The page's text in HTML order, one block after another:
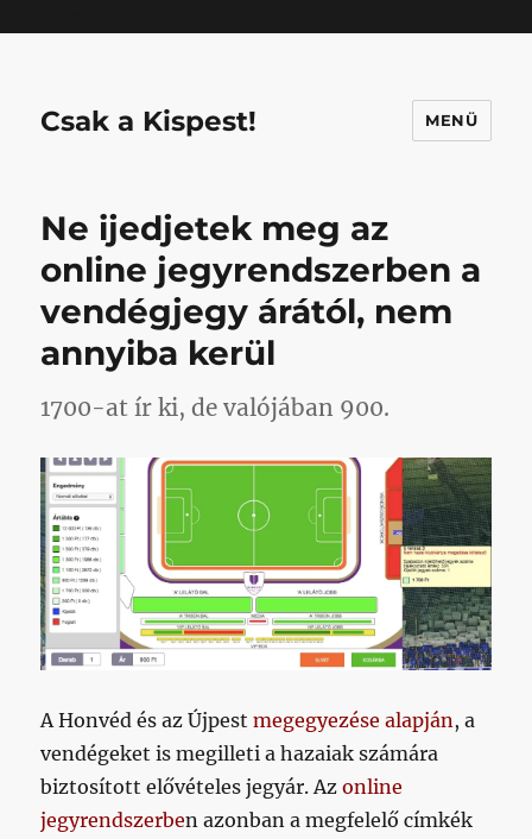
Csak a Kispest! MENÜ
Ne ijedjetek meg az
online jegyrendszerben a
vendégjegy árától, nem
annyiba kerül
1700-at ír ki, de valójában 900.
A Honvéd és az Újpestmegegyezése alapján , a
vendégeket is megilleti a hazaiak számára
biztosított elővételes jegyár. Azonline
jegyrendszerben azonban a megfelelő címkék